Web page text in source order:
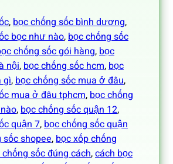
, bọc chống sốc bình dương
bọc như nào, bọc chống sốc
chống sốc gói hàng, bọc
nội, bọc chống sốc hcm, bọc
gì, bọc chống sốc mua ở đâu
mua ở đâu tphcm, bọc chống
, bọc chống sốc quận 12
quận 7, bọc chống sốc quận
sốc shopee, bọc xốp chống
sốc đúng cách, cách bọc